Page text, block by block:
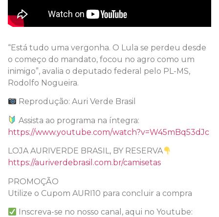
“Está tudo uma vergonha. O Lula se perdeu desde
o começo do mandato, focou no agro como um
inimigo”, avalia o deputado federal pelo PL-MS,
Rodolfo Nogueira.
Reprodução: Auri Verde Brasil
Assista ao programa na íntegra:
https://www.youtube.com/watch?v=W45mBq53dJc
LOJA AURIVERDE BRASIL, BY RESERVA
https://auriverdebrasil.com.br/camisetas
PROMOÇÃO
Utilize o Cupom AURI10 para concluir a compra
Inscreva-se no nosso canal, aqui no Youtube: